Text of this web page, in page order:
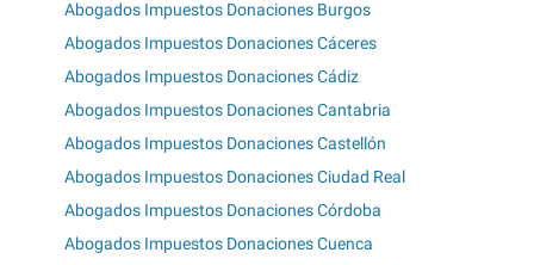
Abogados Impuestos Donaciones Burgos
Abogados Impuestos Donaciones Cáceres
Abogados Impuestos Donaciones Cádiz
Abogados Impuestos Donaciones Cantabria
Abogados Impuestos Donaciones Castellón
Abogados Impuestos Donaciones Ciudad Real
Abogados Impuestos Donaciones Córdoba
Abogados Impuestos Donaciones Cuenca